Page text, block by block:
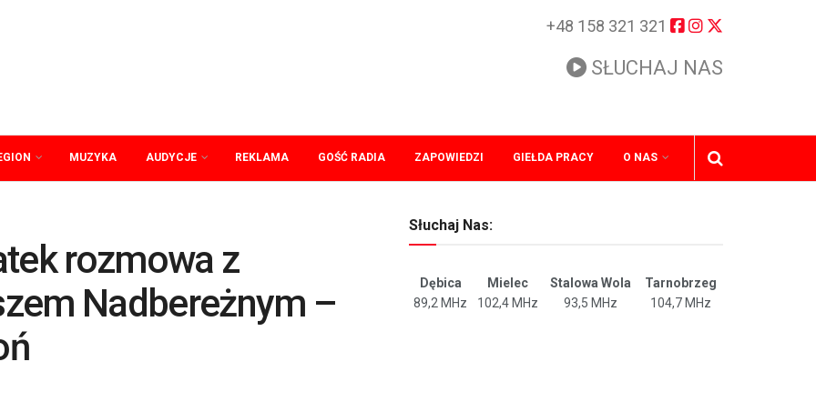
+48 158 321 321
SŁUCHAJ NAS
MUZYKA AUDYCJE REKLAMA GOŚĆ RADIA ZAPOWIEDZI GIEŁDA PRACY O NAS
rozmowa z
Nadbereżnym –
Słuchaj Nas:
Dębica Mielec Stalowa Wola
Tarnobrzeg
89,2 MHz
102,4 MHz 93,5 MHz 104,7 MHz